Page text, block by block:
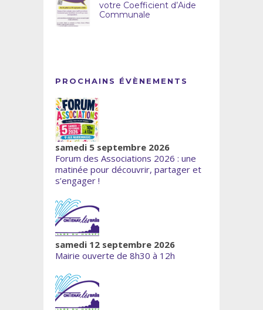
votre Coefficient d’Aide
Communale
PROCHAINS ÉVÈNEMENTS
samedi 5 septembre 2026
Forum des Associations 2026 : une
matinée pour découvrir, partager et
s’engager !
samedi 12 septembre 2026
Mairie ouverte de 8h30 à 12h